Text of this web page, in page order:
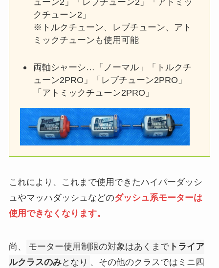
クチューン2」
※トルクチューン、レブチューン、アト
ミックチューンも使用可能
両軸シャーシ…「ノーマル」「トルクチ
ューン2PRO」「レブチューン2PRO」
「アトミックチューン2PRO」
これにより、これまで使用できたハイパーダッシ
ュやマッハダッシュなどのダッシュ系モーターは
使用できなくなります。
尚、 モーター使用制限の対象はあくまでトライア
ルクラスのみとなり 、その他のクラスではミニ四